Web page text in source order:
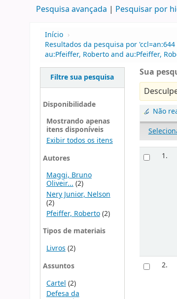
Pesquisa avançada Pesquisar por
Início ›
Resultados da pesquisa por
au:Pfeiffer, Roberto and au:Pfeiffer,
Filtre sua pesquisa
Disponibilidade
Mostrando apenas
itens disponíveis
Exibir todos os itens
Autores
Maggi, Bruno
Oliveir...(2)
Nery Junior, Nelson
(2)
Pfeiffer, Roberto(2)
Tipos de materiais
Livros (2)
Assuntos
Cartel (2)
Defesa da
Sua
Não
1.
2.